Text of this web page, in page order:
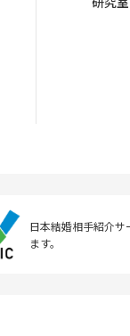
日本結婚相手紹介サ
ます。